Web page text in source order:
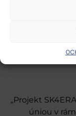
„Projekt
úniou v